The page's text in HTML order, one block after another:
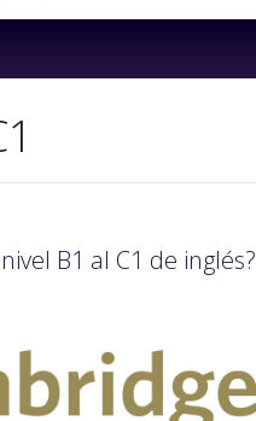
B1 al C1 de inglés?